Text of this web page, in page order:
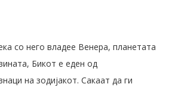
со него владее Венера, планетата
Бикот е еден од
на зодијакот. Сакаат да ги